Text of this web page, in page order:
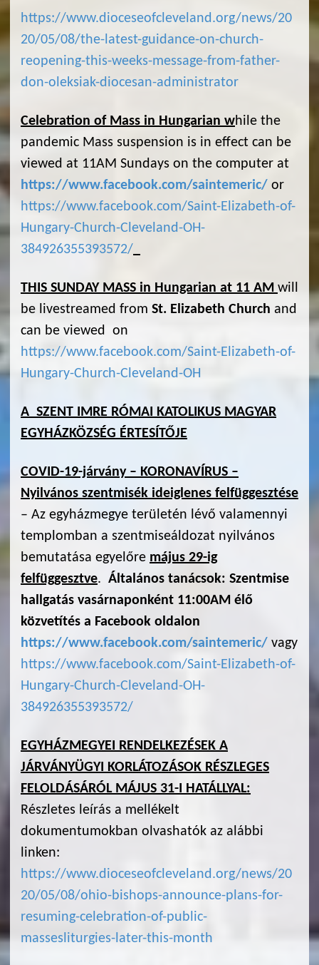
https://www.dioceseofcleveland.org/news/20
20/05/08/the-latest-guidance-on-church-
reopening-this-weeks-message-from-father-
don-oleksiak-diocesan-administrator
Celebration of Mass in Hungarian while the
pandemic Mass suspension is in effect can be
viewed at 11AM Sundays on the computer at
https://www.facebook.com/saintemeric/ or
https://www.facebook.com/Saint-Elizabeth-of-
Hungary-Church-Cleveland-OH-
384926355393572/
THIS SUNDAY MASS in Hungarian at 11 AM will
be livestreamed from St. Elizabeth Church and
can be viewed on
https://www.facebook.com/Saint-Elizabeth-of-
Hungary-Church-Cleveland-OH
A SZENT IMRE RÓMAI KATOLIKUS MAGYAR
EGYHÁZKÖZSÉG ÉRTESÍTŐJE
COVID-19-járvány – KORONAVÍRUS –
Nyilvános szentmisék ideiglenes felfüggesztése
– Az egyházmegye területén lévő valamennyi
templomban a szentmiseáldozat nyilvános
bemutatása egyelőre május 29-ig
felfüggesztve. Általános tanácsok: Szentmise
hallgatás vasárnaponként 11:00AM élő
közvetítés a Facebook oldalon
https://www.facebook.com/saintemeric/ vagy
https://www.facebook.com/Saint-Elizabeth-of-
Hungary-Church-Cleveland-OH-
384926355393572/
EGYHÁZMEGYEI RENDELKEZÉSEK A
JÁRVÁNYÜGYI KORLÁTOZÁSOK RÉSZLEGES
FELOLDÁSÁRÓL MÁJUS 31-I HATÁLLYAL:
Részletes leírás a mellékelt
dokumentumokban olvashatók az alábbi
linken:
https://www.dioceseofcleveland.org/news/20
20/05/08/ohio-bishops-announce-plans-for-
resuming-celebration-of-public-
massesliturgies-later-this-month